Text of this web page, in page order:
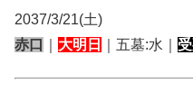
2037/3/21(土)
赤口
大明日 ｜五墓:水｜